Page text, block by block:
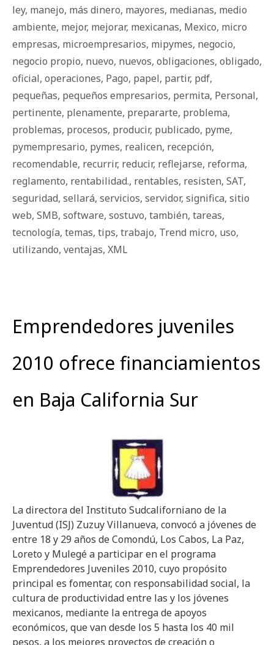
ley, manejo, más dinero, mayores, medianas, medio
ambiente, mejor, mejorar, mexicanas, Mexico, micro
empresas, microempresarios, mipymes, negocio,
negocio propio, nuevo, nuevos, obligaciones, obligado,
oficial, operaciones, Pago, papel, partir, pdf,
pequeñas, pequeños empresarios, permita, Personal,
pertinente, plenamente, prepararte, problema,
problemas, procesos, producir, publicado, pyme,
pymempresario, pymes, realicen, recepción,
recomendable, recurrir, reducir, reflejarse, reforma,
reglamento, rentabilidad., rentables, resisten, SAT,
seguridad, sellará, servicios, servidor, significa, sitio
web, SMB, software, sostuvo, también, tareas,
tecnología, temas, tips, trabajo, Trend micro, uso,
utilizando, ventajas, XML
Emprendedores juveniles
2010 ofrece financiamientos
en Baja California Sur
La directora del Instituto Sudcaliforniano de la
Juventud (ISJ) Zuzuy Villanueva, convocó a jóvenes de
entre 18 y 29 años de Comondú, Los Cabos, La Paz,
Loreto y Mulegé a participar en el programa
Emprendedores Juveniles 2010, cuyo propósito
principal es fomentar, con responsabilidad social, la
cultura de productividad entre las y los jóvenes
mexicanos, mediante la entrega de apoyos
económicos, que van desde los 5 hasta los 40 mil
pesos, a los mejores proyectos de creación o